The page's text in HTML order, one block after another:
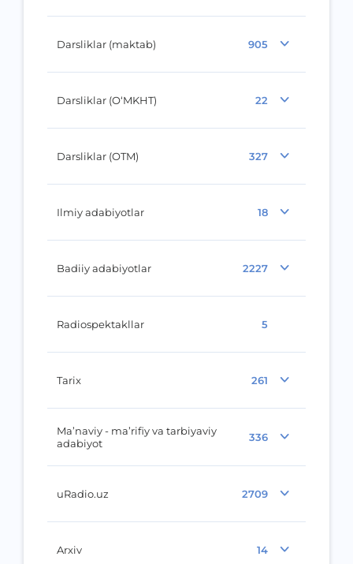
Darsliklar (maktab) 905
Darsliklar (O‘MKHT) 22
Darsliklar (OTM) 327
Ilmiy adabiyotlar 18
Badiiy adabiyotlar 2227
Radiospektakllar 5
Tarix 261
Ma’naviy - ma’rifiy va tarbiyaviy
adabiyot
336
uRadio.uz 2709
Arxiv 14